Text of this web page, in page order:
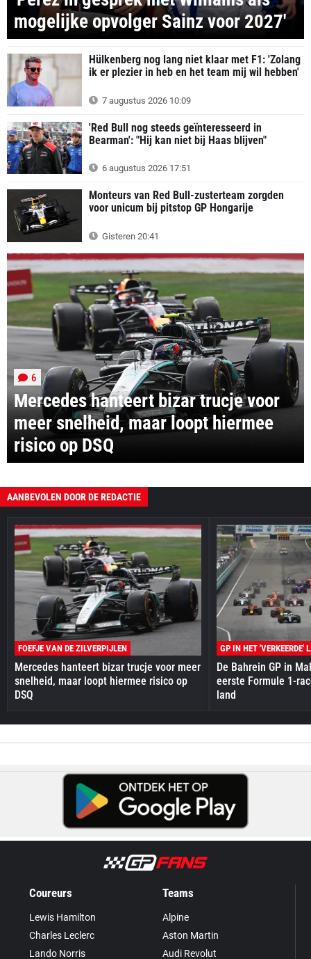
mogelijke opvolger Sainz voor 2027'
Hülkenberg nog lang niet klaar met F1: 'Zolang
ik er plezier in heb en het team mij wil hebben'
7 augustus 2026 10:09
'Red Bull nog steeds geïnteresseerd in
Bearman': "Hij kan niet bij Haas blijven"
6 augustus 2026 17:51
Monteurs van Red Bull-zusterteam zorgden
voor unicum bij pitstop GP Hongarije
Gisteren 20:41
Mercedes hanteert bizar trucje voor
meer snelheid, maar loopt hiermee
risico op DSQ
6
AANBEVOLEN DOOR DE REDACTIE
FOEFJE VAN DE ZILVERPIJLEN
Mercedes hanteert bizar trucje voor meer
snelheid, maar loopt hiermee risico op
DSQ
GP IN HET 'VERKEERDE'
De Bahrein GP in
eerste Formule 1-
land
Coureurs
Lewis Hamilton
Charles Leclerc
Lando Norris
Teams
Alpine
Aston Martin
Audi Revolut